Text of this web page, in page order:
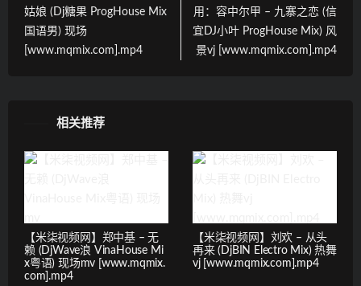
姑娘 (Dj糖果 ProgHouse Mix
国语男) 现场
[www.mqmix.com].mp4
用：容中尔甲 – 九寨之恋 (信
宜DJ小叶 ProgHouse Mix) 风
景vj [www.mqmix.com].mp4
相关推荐
【米柒视频网】郑中基 – 无
赖 (DjWave浪 VinaHouse Mi
x粤语) 现场mv [www.mqmix.
com].mp4
【米柒视频网】刘欢 – 从头
再来 (DjBIN Electro Mix) 热舞
vj [www.mqmix.com].mp4